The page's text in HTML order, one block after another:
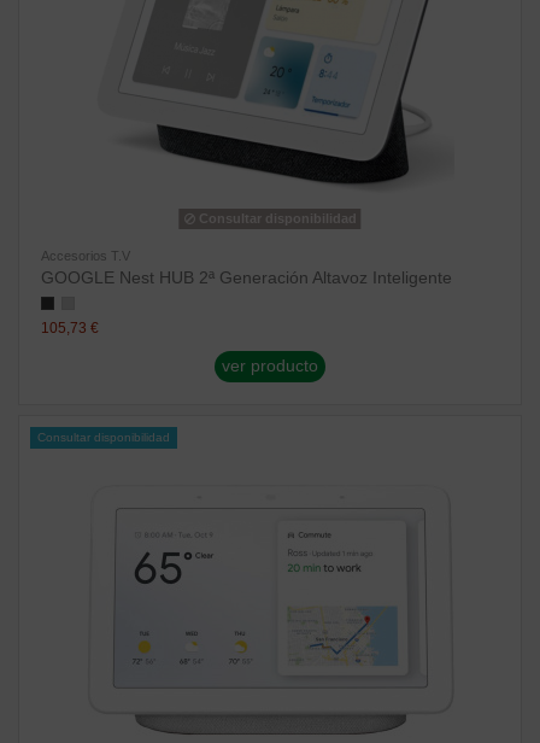
Consultar disponibilidad
Accesorios T.V
GOOGLE Nest HUB 2ª Generación Altavoz Inteligente
105,73 €
ver producto
Consultar disponibilidad